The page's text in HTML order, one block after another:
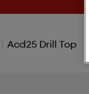
| Acd25 Drill Top